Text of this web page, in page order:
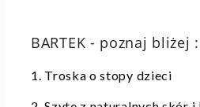
BARTEK - poznaj bliżej :
1. Troska o stopy dzieci